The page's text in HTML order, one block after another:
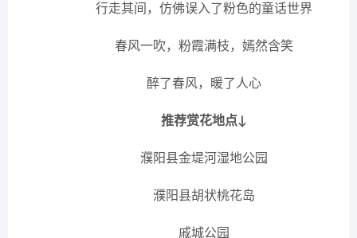
行走其间，仿佛误入了粉色的童话世界
春风一吹，粉霞满枝，嫣然含笑
醉了春风，暖了人心
推荐赏花地点↓
濮阳县金堤河湿地公园
濮阳县胡状桃花岛
戚城公园